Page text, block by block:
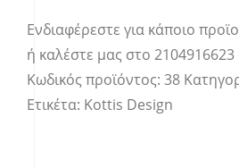
Ενδιαφέρεστε για κάποιο
ή καλέστε μας στο 2104916623
Κωδικός προϊόντος: 38
Ετικέτα: Kottis Design